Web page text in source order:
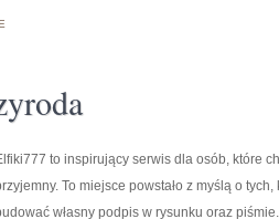
to inspirujący serwis dla osób, które
To miejsce powstało z myślą o
własny podpis w rysunku oraz